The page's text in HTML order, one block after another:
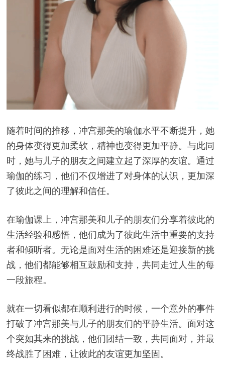
随着时间的推移，冲宫那美的瑜伽水平不断提升，她
的身体变得更加柔软，精神也变得更加平静。与此同
时，她与儿子的朋友之间建立起了深厚的友谊。通过
瑜伽的练习，他们不仅增进了对身体的认识，更加深
了彼此之间的理解和信任。
在瑜伽课上，冲宫那美和儿子的朋友们分享着彼此的
生活经验和感悟，他们成为了彼此生活中重要的支持
者和倾听者。无论是面对生活的困难还是迎接新的挑
战，他们都能够相互鼓励和支持，共同走过人生的每
一段旅程。
就在一切看似都在顺利进行的时候，一个意外的事件
打破了冲宫那美与儿子的朋友们的平静生活。面对这
个突如其来的挑战，他们团结一致，共同面对，并最
终战胜了困难，让彼此的友谊更加坚固。